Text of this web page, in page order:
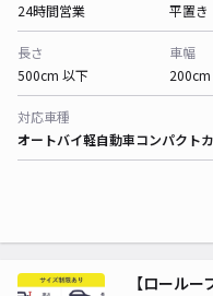
24時間営業
平置き
長さ
500cm 以下
車幅
対応車種
オートバイ軽自動車コンパクト
【ロール